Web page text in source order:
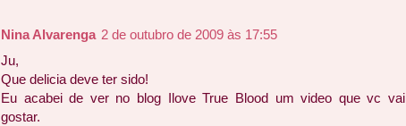
Nina Alvarenga 2 de outubro de 2009 às 17:55
Ju,
Que delicia deve ter sido!
Eu acabei de ver no blog Ilove True Blood um video que vc vai
gostar.